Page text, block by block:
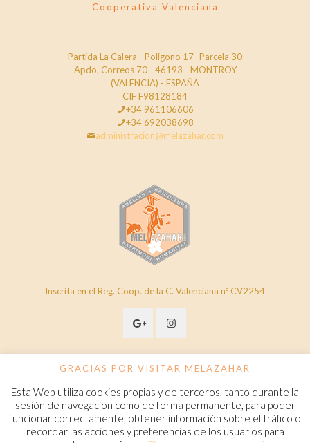
Cooperativa Valenciana
Partida La Calera - Poligono 17- Parcela 30
Apdo. Correos 70 - 46193 - MONTROY
(VALENCIA) - ESPAÑA
CIF F98128184
+34 961106606
+34 692038698
administracion@melazahar.com
Inscrita en el Reg. Coop. de la C. Valenciana nº CV2254
© 2020 Melazahar. All Rights Reserved.www.melazahar.com
Política de cookies
GRACIAS POR VISITAR MELAZAHAR
Esta Web utiliza cookies propias y de terceros, tanto durante la
sesión de navegación como de forma permanente, para poder
funcionar correctamente, obtener información sobre el tráfico o
recordar las acciones y preferencias de los usuarios para